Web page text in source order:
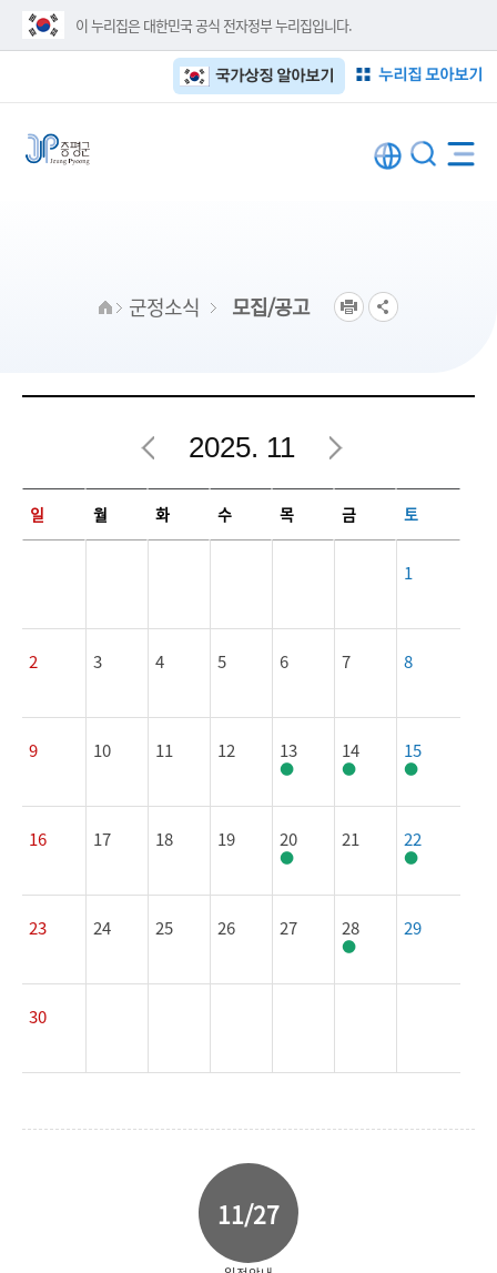
이 누리집은 대한민국 공식 전자정부 누리집입니다.
누리집 모아보기
국가상징 알아보기
군정소식 모집/공고
2025. 11
11월 행사일정
일
월 화 수 목 금 토
1
2 3 4 5 6 7 8
9 10 11 12 13 14 15
16 17 18 19 20 21 22
23 24 25 26 27 28 29
30
11/27